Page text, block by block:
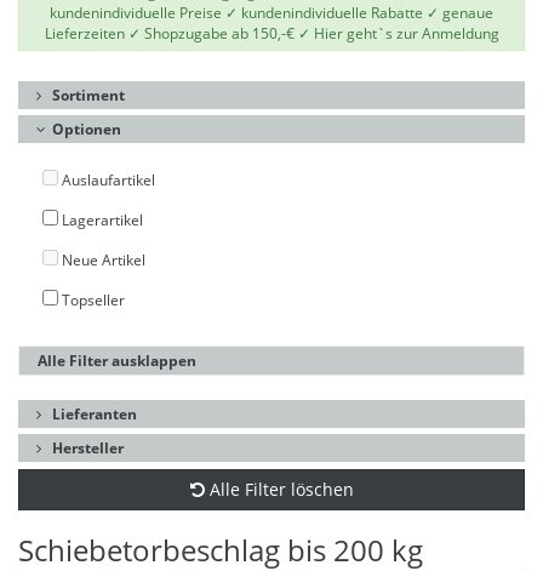
kundenindividuelle Preise ✓ kundenindividuelle Rabatte ✓ genaue
Lieferzeiten ✓ Shopzugabe ab 150,-€ ✓ Hier geht`s zur Anmeldung
Sortiment
Optionen
Auslaufartikel
Lagerartikel
Neue Artikel
Topseller
Alle Filter ausklappen
Lieferanten
Hersteller
Alle Filter löschen
Schiebetorbeschlag bis 200 kg